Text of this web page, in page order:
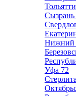
Тольятти
Сызрань
Нижний
Уфа 72